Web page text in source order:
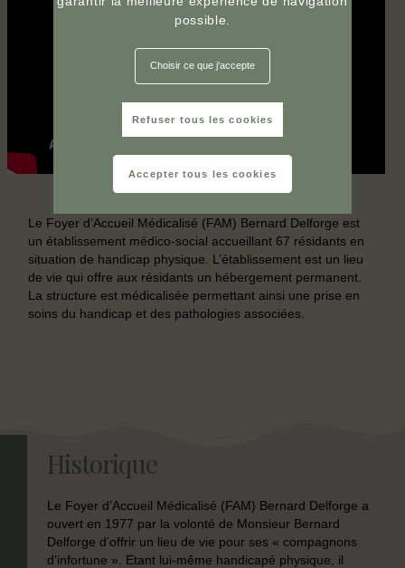
possible.
Choisir ce que j'accepte
Refuser tous les cookies
Accepter tous les cookies
Le Foyer d’Accueil Médicalisé (FAM) Bernard Delforge est
un établissement médico-social accueillant 67 résidants en
situation de handicap physique. L’établissement est un lieu
de vie qui offre aux résidants un hébergement permanent.
La structure est médicalisée permettant ainsi une prise en
soins du handicap et des pathologies associées.
Historique
Le Foyer d’Accueil Médicalisé (FAM) Bernard Delforge a
ouvert en 1977 par la volonté de Monsieur Bernard
Delforge d’offrir un lieu de vie pour ses « compagnons
d’infortune ». Etant lui-même handicapé physique, il